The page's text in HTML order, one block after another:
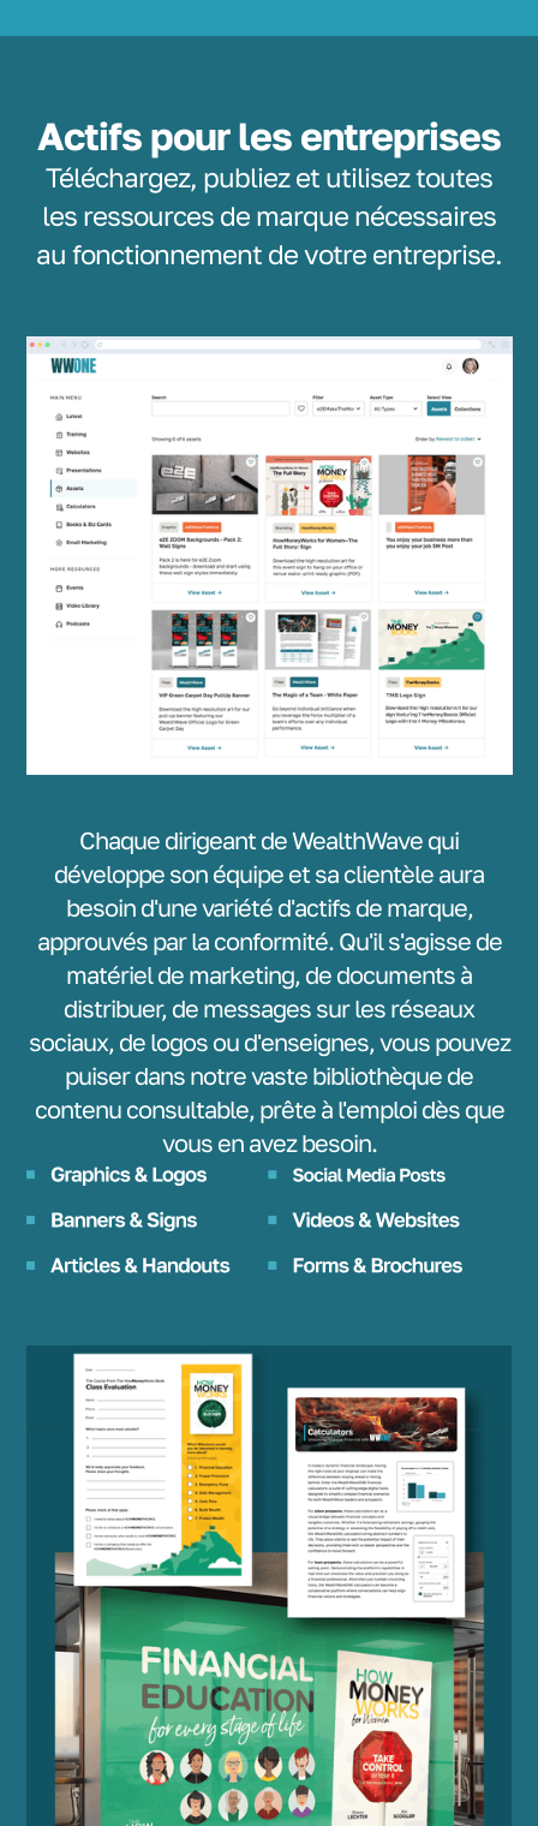
Actifs pour les entreprises
Téléchargez, publiez et utilisez toutes
les ressources de marque nécessaires
au fonctionnement de votre entreprise.
Chaque dirigeant de WealthWave qui
développe son équipe et sa clientèle aura
besoin d'une variété d'actifs de marque,
approuvés par la conformité. Qu'il s'agisse de
matériel de marketing, de documents à
distribuer, de messages sur les réseaux
sociaux, de logos ou d'enseignes, vous pouvez
puiser dans notre vaste bibliothèque de
contenu consultable, prête à l'emploi dès que
vous en avez besoin.